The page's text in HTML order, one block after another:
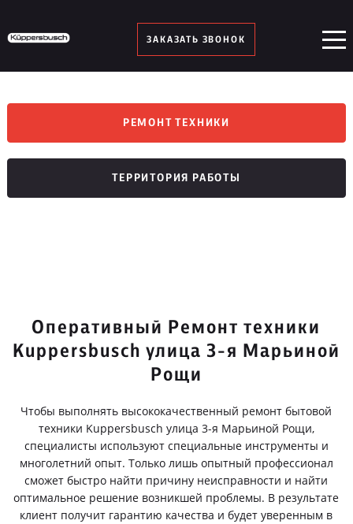
ЗАКАЗАТЬ ЗВОНОК
РЕМОНТ ТЕХНИКИ
ТЕРРИТОРИЯ РАБОТЫ
Оперативный Ремонт техники
Kuppersbusch улица 3-я Марьиной
Рощи
Чтобы выполнять высококачественный ремонт бытовой
техники Kuppersbusch улица 3-я Марьиной Рощи,
специалисты используют специальные инструменты и
многолетний опыт. Только лишь опытный профессионал
сможет быстро найти причину неисправности и найти
оптимальное решение возникшей проблемы. В результате
клиент получит гарантию качества и будет уверенным в